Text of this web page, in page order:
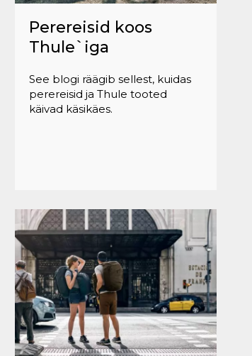
Perereisid koos
Thule`iga
See blogi räägib sellest, kuidas
perereisid ja Thule tooted
käivad käsikäes.